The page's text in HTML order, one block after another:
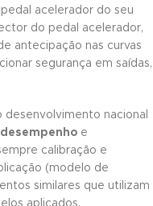
acelerador do seu
do pedal acelerador,
antecipação nas curvas
segurança em saídas,
nacional
desempenho e
calibração e
(modelo de
similares que utilizam